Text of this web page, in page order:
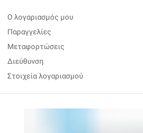
Ο λογαριασμός μου
Παραγγελίες
Μεταφορτώσεις
Διεύθυνση
Στοιχεία λογαριασμού